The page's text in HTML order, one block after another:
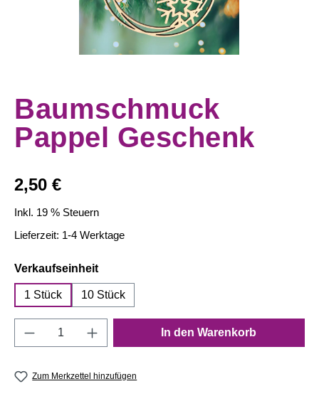
Baumschmuck
Pappel Geschenk
Regulärer Preis:
2,50 €
Inkl. 19 % Steuern
Lieferzeit: 1-4 Werktage
Verkaufseinheitauswählen
1 Stück 10 Stück
Produkt Anzahl: Gib den gewünschten
In den Warenkorb
Zum Merkzettel hinzufügen